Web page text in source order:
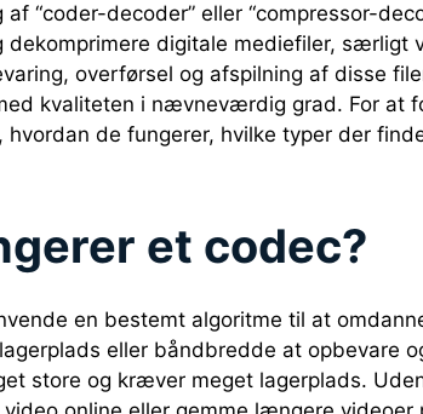
“coder-decoder” eller “compressor-
dekomprimere digitale mediefiler, særligt
overførsel og afspilning af disse
kvaliteten i nævneværdig grad. For at
de fungerer, hvilke typer der
et codec?
en bestemt algoritme til at
eller båndbredde at opbevare
store og kræver meget lagerplads.